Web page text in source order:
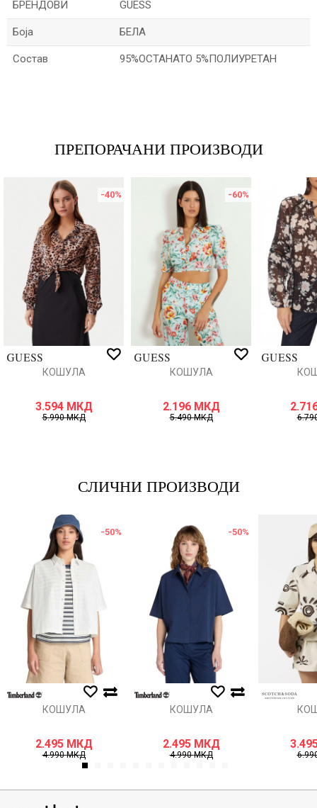
БРЕНДОВИ GUESS
Боја БЕЛА
Состав 95%ОСТАНАТО 5%ПОЛИУРЕТАН
ИСПРАТИ
ПРЕПОРАЧАНИ ПРОИЗВОДИ
-40%
КОШУЛА
3.594 МКД
5.990МКД
-60%
КОШУЛА
2.196 МКД
5.490МКД
СЛИЧНИ ПРОИЗВОДИ
-50%
КОШУЛА
2.495 МКД
4.990МКД
-50%
КОШУЛА
2.495 МКД
4.990МКД
1